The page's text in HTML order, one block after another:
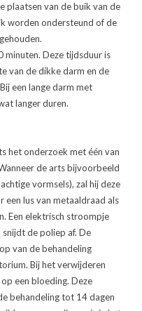
plaatsen van de buik van de
worden ondersteund of de
Deze tijdsduur is
van de dikke darm en de
een lange darm met
langer duren.
het onderzoek met één van
de arts bijvoorbeeld
vormsels), zal hij deze
lus van metaaldraad als
Een elektrisch stroompje
de poliep af. De
van de behandeling
Bij het verwijderen
een bloeding. Deze
behandeling tot 14 dagen